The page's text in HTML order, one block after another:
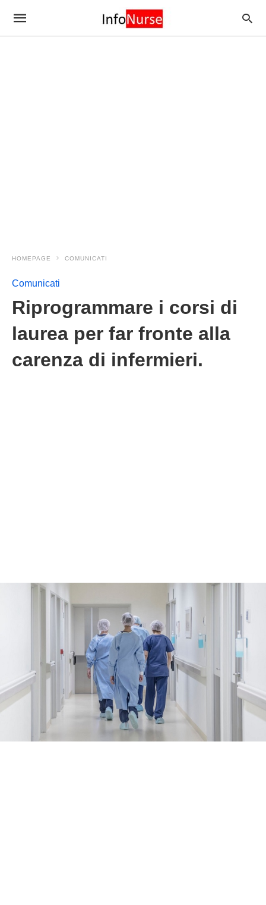
HOMEPAGE COMUNICATI
Comunicati
Riprogrammare i corsi di
laurea per far fronte alla
carenza di infermieri.